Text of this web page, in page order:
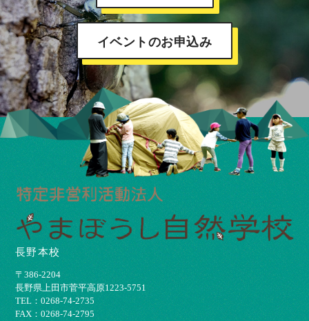
イベントのお申込み
長野本校
〒386-2204
⻑野県上⽥市菅平⾼原1223-5751
TEL：0268-74-2735
FAX：0268-74-2795